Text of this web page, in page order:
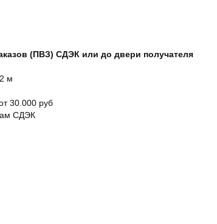
(ПВЗ) СДЭК или до двери получателя
м
30.000 руб
СДЭК